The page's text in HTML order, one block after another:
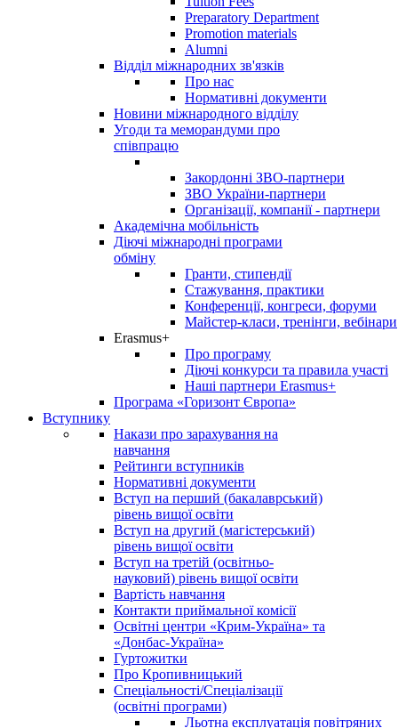
Preparatory Department
Promotion materials
Alumni
Відділ міжнародних зв'язків
Про нас
Нормативні документи
Новини міжнародного відділу
Угоди та меморандуми про
співпрацю
Закордонні ЗВО-партнери
ЗВО України-партнери
Організації, компанії - партнери
Академічна мобільність
Діючі міжнародні програми
обміну
Гранти, стипендії
Стажування, практики
Конференції, конгреси, форуми
Майстер-класи, тренінги, вебінари
Erasmus+
Про програму
Діючі конкурси та правила участі
Наші партнери Erasmus+
Програма «Горизонт Європа»
Вступнику
Накази про зарахування на
навчання
Рейтинги вступників
Нормативні документи
Вступ на перший (бакалаврський)
рівень вищої освіти
Вступ на другий (магістерський)
рівень вищої освіти
Вступ на третій (освітньо-
науковий) рівень вищої освіти
Вартість навчання
Контакти приймальної комісії
Освітні центри «Крим-Україна» та
«Донбас-Україна»
Гуртожитки
Про Кропивницький
Спеціальності/Спеціалізації
(освітні програми)
Льотна експлуатація повітряних